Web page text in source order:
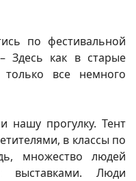
по фестивальной
Здесь как в старые
все немного
нашу прогулку. Тент
в классы по
множество людей
Люди